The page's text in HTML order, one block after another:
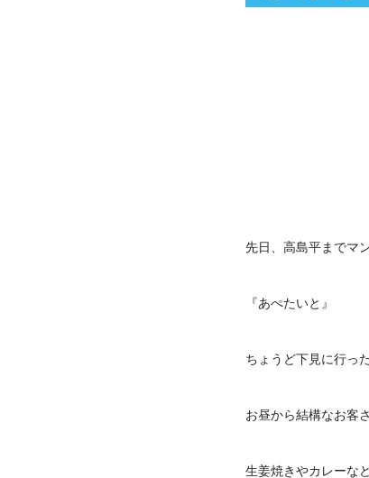
先日、高島平までマ
『あぺたいと』
ちょうど下見に行っ
お昼から結構なお客
生姜焼きやカレーな